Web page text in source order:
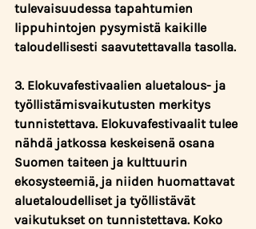
tulevaisuudessa tapahtumien
lippuhintojen pysymistä kaikille
taloudellisesti saavutettavalla tasolla.
3. Elokuvafestivaalien aluetalous- ja
työllistämisvaikutusten merkitys
tunnistettava. Elokuvafestivaalit tulee
nähdä jatkossa keskeisenä osana
Suomen taiteen ja kulttuurin
ekosysteemiä, ja niiden huomattavat
aluetaloudelliset ja työllistävät
vaikutukset on tunnistettava. Koko